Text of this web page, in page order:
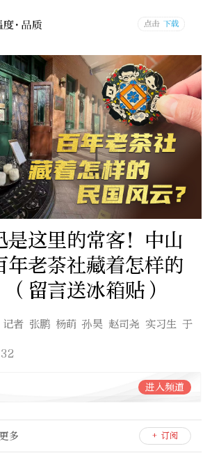
是这里的常客！中山
年老茶社藏着怎样的
留言送冰箱贴）
记者 张鹏 杨萌 孙昊 赵司尧 实习生 于
进入频道
多 + 订阅